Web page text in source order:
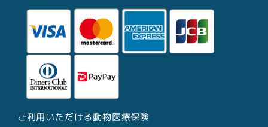
ご利用いただける動物医療保険